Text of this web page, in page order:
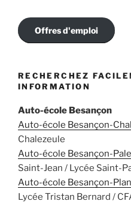
Offres d'emploi
RECHERCHEZ
INFORMATION
Auto-école Besançon
Auto-école Besançon-
Chalezeule
Auto-école Besançon-
Saint-Jean / Lycée Saint-
Auto-école Besançon-
Lycée Tristan Bernard /